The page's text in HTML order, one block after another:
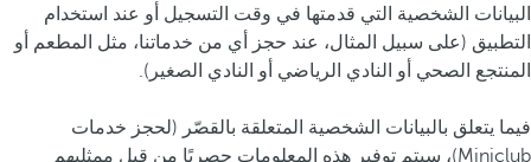
البيانات الشخصية التي قدمتها في وقت التسجيل أو عند استخدام
التطبيق (على سبيل المثال، عند حجز أي من خدماتنا، مثل المطعم أو
المنتجع الصحي أو النادي الرياضي أو النادي الصغير).
فيما يتعلق بالبيانات الشخصية المتعلقة بالقصّر (لحجز خدمات
Miniclub)، سيتم توفير هذه المعلومات حصريًا من قبل ممثليهم